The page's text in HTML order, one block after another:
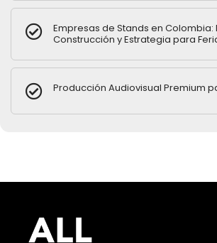
Empresas de Stands en Colombia:
Construcción y Estrategia para
Producción Audiovisual Premium